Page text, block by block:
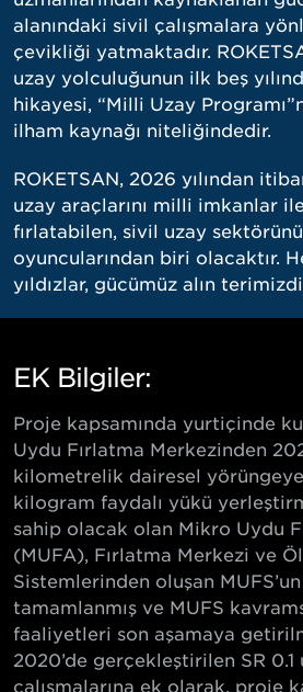
alanındaki sivil çalışmalara
çevikliği yatmaktadır.
uzay yolculuğunun ilk beş
hikayesi, “Milli Uzay
ilham kaynağı niteliğindedir.
ROKETSAN, 2026 yılından
uzay araçlarını milli imkanlar
fırlatabilen, sivil uzay
oyuncularından biri olacaktır.
yıldızlar, gücümüz alın
EK Bilgiler:
Proje kapsamında yurtiçinde
Uydu Fırlatma Merkezinden
kilometrelik dairesel
kilogram faydalı yükü
sahip olacak olan Mikro Uydu
(MUFA), Fırlatma Merkezi ve
Sistemlerinden oluşan
tamamlanmış ve MUFS
faaliyetleri son aşamaya
2020’de gerçekleştirilen SR
çalışmalarına ek olarak, proje